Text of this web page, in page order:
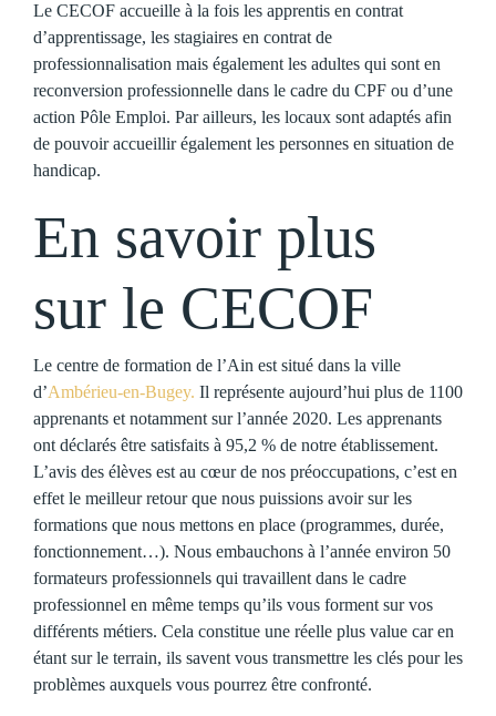
Le CECOF accueille à la fois les apprentis en contrat
d’apprentissage, les stagiaires en contrat de
professionnalisation mais également les adultes qui sont en
reconversion professionnelle dans le cadre du CPF ou d’une
action Pôle Emploi. Par ailleurs, les locaux sont adaptés afin
de pouvoir accueillir également les personnes en situation de
handicap.
En savoir plus
sur le CECOF
Le centre de formation de l’Ain est situé dans la ville
d’Ambérieu-en-Bugey. Il représente aujourd’hui plus de 1100
apprenants et notamment sur l’année 2020. Les apprenants
ont déclarés être satisfaits à 95,2 % de notre établissement.
L’avis des élèves est au cœur de nos préoccupations, c’est en
effet le meilleur retour que nous puissions avoir sur les
formations que nous mettons en place (programmes, durée,
fonctionnement…). Nous embauchons à l’année environ 50
formateurs professionnels qui travaillent dans le cadre
professionnel en même temps qu’ils vous forment sur vos
différents métiers. Cela constitue une réelle plus value car en
étant sur le terrain, ils savent vous transmettre les clés pour les
problèmes auxquels vous pourrez être confronté.